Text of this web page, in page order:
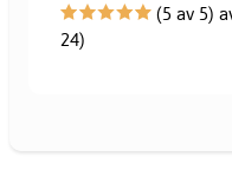
(5 av 5)
24)